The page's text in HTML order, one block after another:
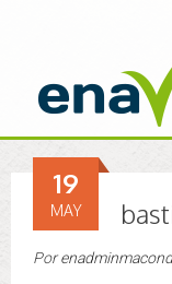
19
MAY
Porenadminmacond